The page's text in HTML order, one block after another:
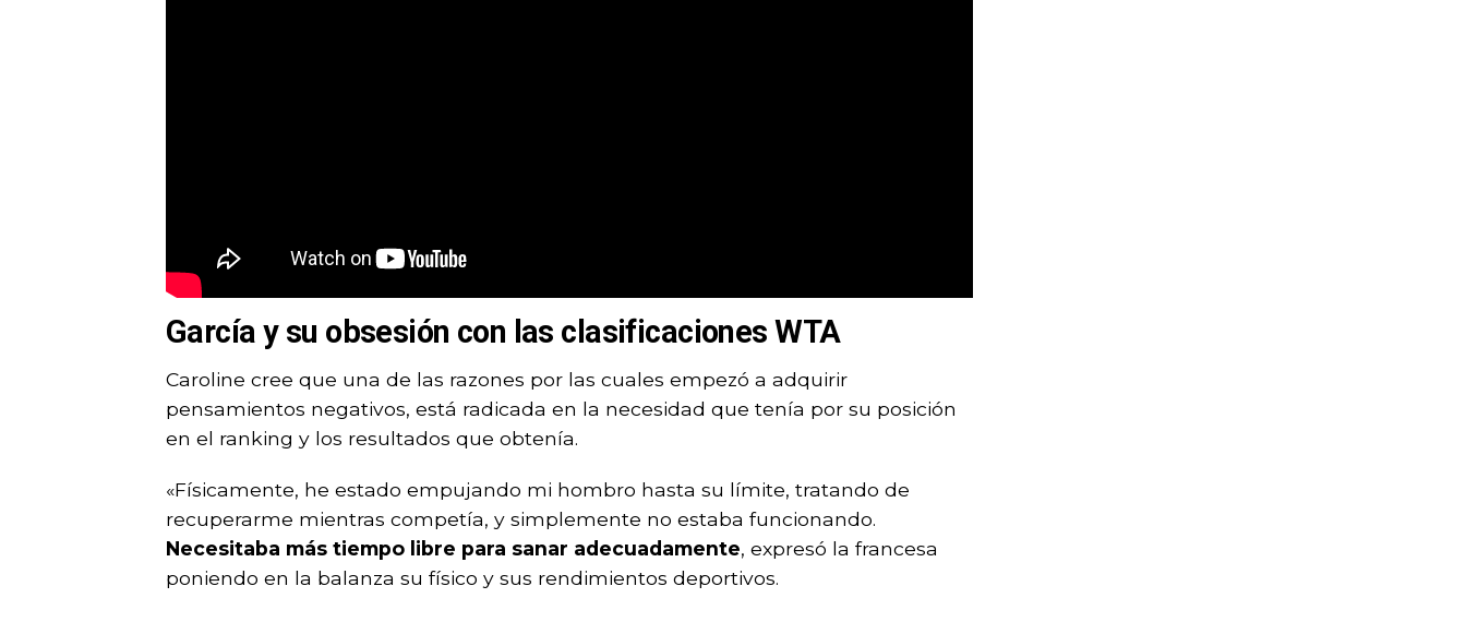
García y su obsesión con las clasificaciones WTA
Caroline cree que una de las razones por las cuales empezó a adquirir
pensamientos negativos, está radicada en la necesidad que tenía por su posición
en el ranking y los resultados que obtenía.
«Físicamente, he estado empujando mi hombro hasta su límite, tratando de
recuperarme mientras competía, y simplemente no estaba funcionando.
Necesitaba más tiempo libre para sanar adecuadamente, expresó la francesa
poniendo en la balanza su físico y sus rendimientos deportivos.